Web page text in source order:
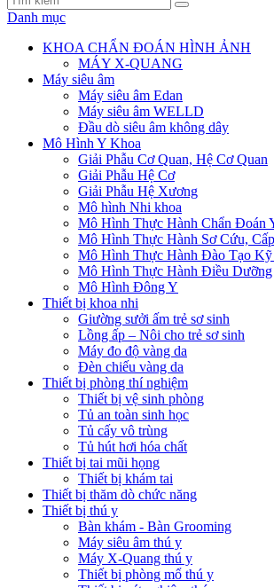
Danh mục
KHOA CHẨN ĐOÁN HÌNH ẢNH
MÁY X-QUANG
Máy siêu âm
Máy siêu âm Edan
Máy siêu âm WELLD
Đầu dò siêu âm không dây
Mô Hình Y Khoa
Giải Phẫu Cơ Quan, Hệ Cơ Quan
Giải Phẫu Hệ Cơ
Giải Phẫu Hệ Xương
Mô hình Nhi khoa
Mô Hình Thực Hành Chẩn Đoán
Mô Hình Thực Hành Sơ Cứu,
Mô Hình Thực Hành Đào Tạo Kỹ
Mô Hình Thực Hành Điều Dưỡng
Mô Hình Đông Y
Thiết bị khoa nhi
Giường sưởi ấm trẻ sơ sinh
Lồng ấp – Nôi cho trẻ sơ sinh
Máy đo độ vàng da
Đèn chiếu vàng da
Thiết bị phòng thí nghiệm
Thiết bị vệ sinh phòng
Tủ an toàn sinh học
Tủ cấy vô trùng
Tủ hút hơi hóa chất
Thiết bị tai mũi họng
Thiết bị khám tai
Thiết bị thăm dò chức năng
Thiết bị thú y
Bàn khám - Bàn Grooming
Máy siêu âm thú y
Máy X-Quang thú y
Thiết bị phòng mổ thú y